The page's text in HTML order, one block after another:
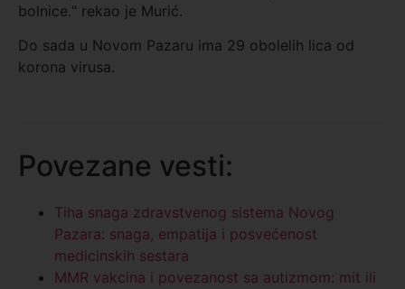
bolnice.“ rekao je Murić.
Do sada u Novom Pazaru ima 29 obolelih lica od
korona virusa.
Povezane vesti:
Tiha snaga zdravstvenog sistema Novog
Pazara: snaga, empatija i posvećenost
medicinskih sestara
MMR vakcina i povezanost sa autizmom: mit ili